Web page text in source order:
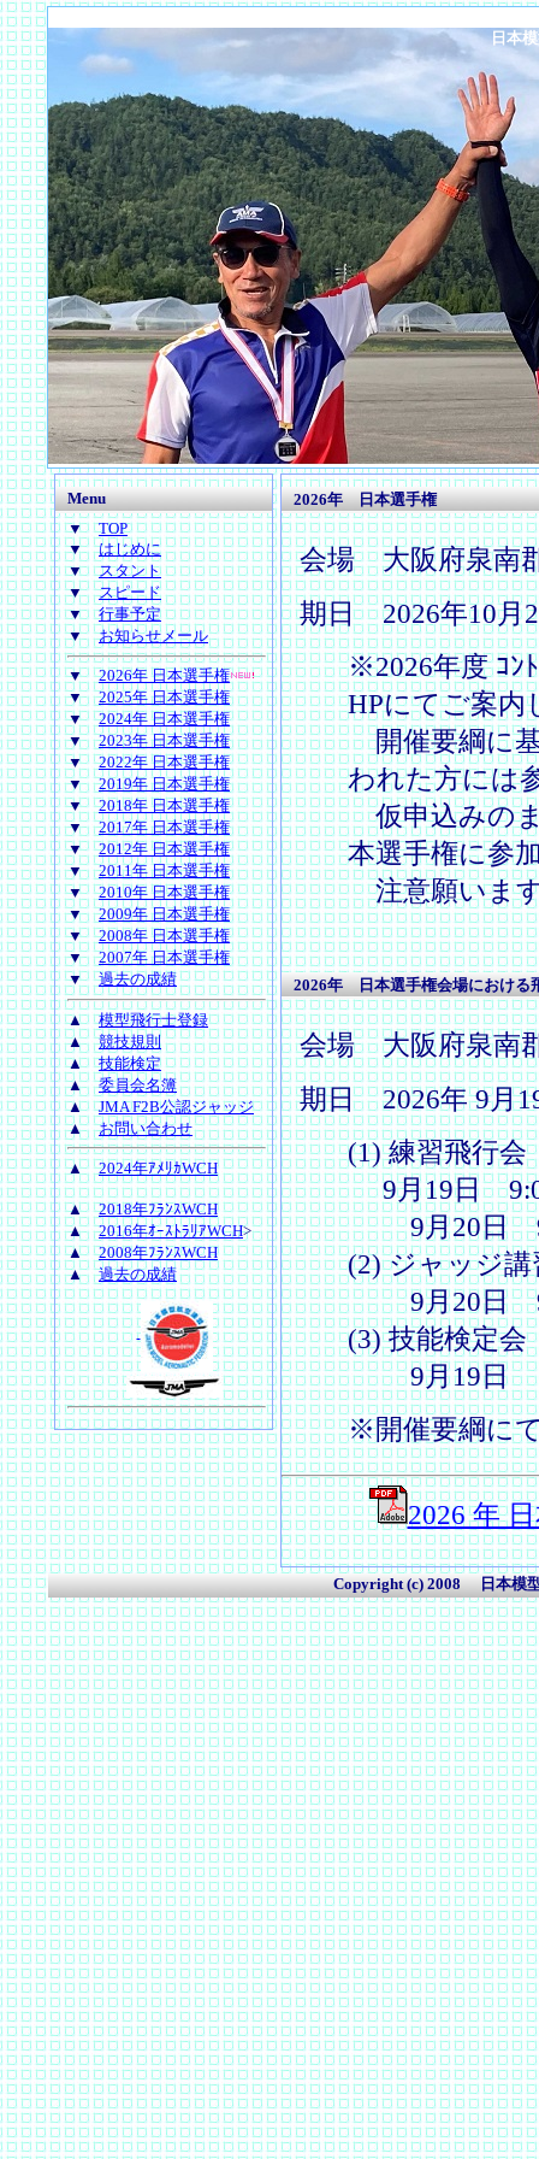
日本
Menu
▼TOP
▼はじめに
▼スタント
▼スピード
▼行事予定
▼お知らせメール
▼2026年 日本選手権
▼2025年 日本選手権
▼2024年 日本選手権
▼2023年 日本選手権
▼2022年 日本選手権
▼2019年 日本選手権
▼2018年 日本選手権
▼2017年 日本選手権
▼2012年 日本選手権
▼2011年 日本選手権
▼2010年 日本選手権
▼2009年 日本選手権
▼2008年 日本選手権
▼2007年 日本選手権
▼過去の成績
▲模型飛行士登録
▲競技規則
▲技能検定
▲委員会名簿
▲JMA F2B公認ジャッジ
▲お問い合わせ
▲2024年ｱﾒﾘｶWCH
▲2018年ﾌﾗﾝｽWCH
▲2016年ｵｰｽﾄﾗﾘｱWCH>
▲2008年ﾌﾗﾝｽWCH
▲過去の成績
2026年 日本選手権
会場 大阪府泉南
期日 2026年10月
※2026年度 ｺﾝ
HPにてご案内
開催要綱に基
われた方には
仮申込みのま
本選手権に参
注意願いま
2026年 日本選手権会場における
会場 大阪府泉南
期日 2026年 9月
(1) 練習飛行会
9月19日
9月20日
(2) ジャッジ講
9月20日
(3) 技能検定会
9月19日
※開催要綱に
2026 年
Copyright (c) 2008 日本模